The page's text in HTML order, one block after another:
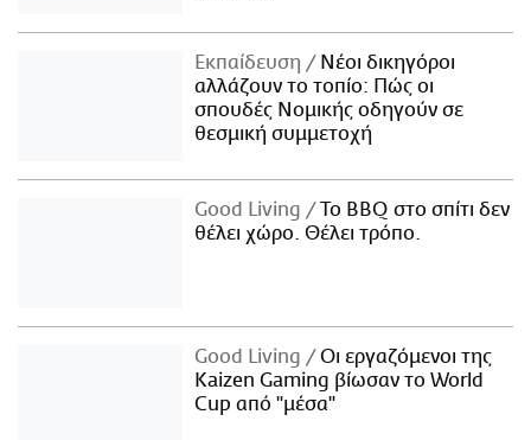
Εκπαίδευση
Νέοι δικηγόροι
αλλάζουν το τοπίο: Πώς οι
σπουδές Νομικής οδηγούν σε
θεσμική συμμετοχή
Good Living
Το BBQ στο σπίτι δεν
θέλει χώρο. Θέλει τρόπο.
Good Living
Οι εργαζόμενοι της
Kaizen Gaming βίωσαν το World
Cup από "μέσα"